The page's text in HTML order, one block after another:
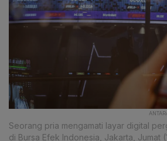
Seorang pria mengamati layar digital
di Bursa Efek Indonesia, Jakarta, Jumat